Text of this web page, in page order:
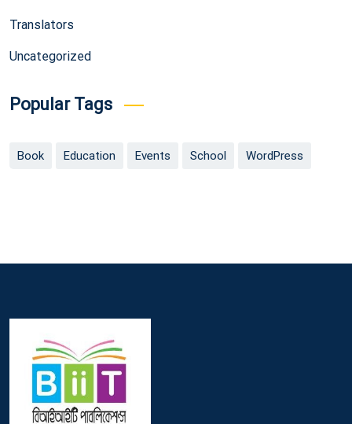
Translators
Uncategorized
Popular Tags
Book Education Events School WordPress